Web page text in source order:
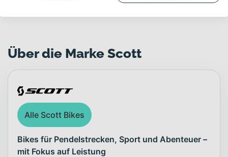
Über die Marke Scott
Alle Scott Bikes
Bikes für Pendelstrecken, Sport und Abenteuer –
mit Fokus auf Leistung